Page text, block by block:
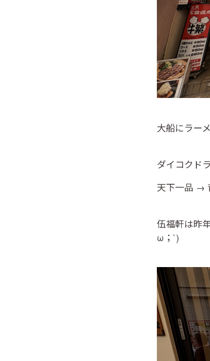
大船にラー
ダイコクド
天下一品 →
伍福軒は昨
ω；`)